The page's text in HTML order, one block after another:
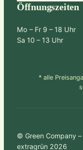
Öffnungszeiten
Mo – Fr 9 – 18 Uhr
Sa 10 – 13 Uhr
* alle
© Green Company –
extragrün 2026